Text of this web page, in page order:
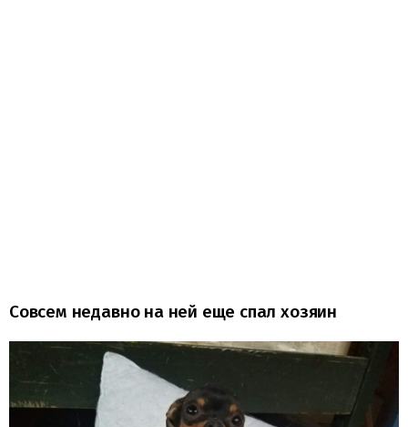
Совсем недавно на ней еще спал хозяин